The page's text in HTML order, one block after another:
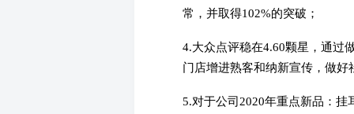
常，并取得102%的突破；
4.大众点评稳在4.60颗星，通过
门店增进熟客和纳新宣传，做好
5.对于公司2020年重点新品：